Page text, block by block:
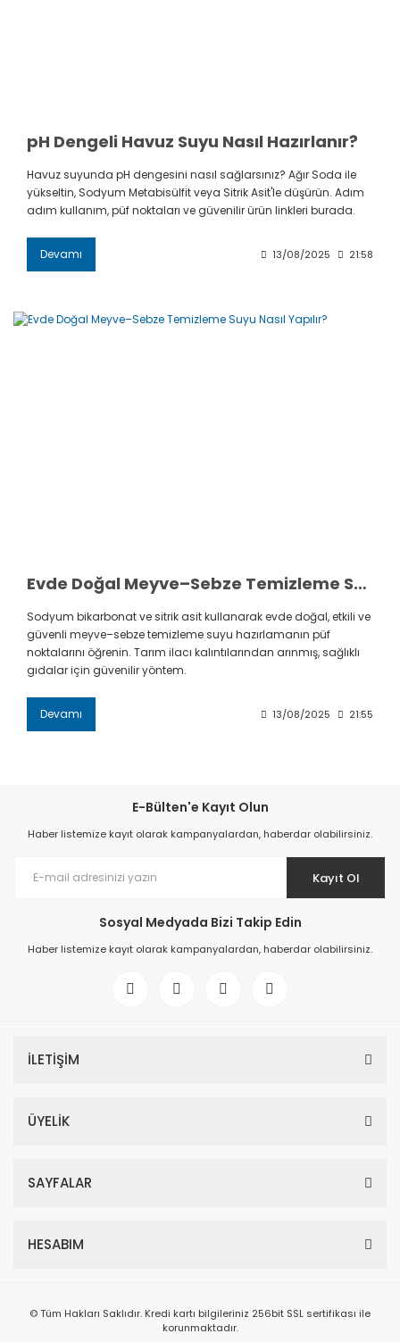
pH Dengeli Havuz Suyu Nasıl Hazırlanır?
Havuz suyunda pH dengesini nasıl sağlarsınız? Ağır Soda ile
yükseltin, Sodyum Metabisülfit veya Sitrik Asit'le düşürün. Adım
adım kullanım, püf noktaları ve güvenilir ürün linkleri burada.
Devamı 13/08/2025 21:58
Evde Doğal Meyve–Sebze Temizleme Suyu Nasıl Yapılır?
Sodyum bikarbonat ve sitrik asit kullanarak evde doğal, etkili ve
güvenli meyve–sebze temizleme suyu hazırlamanın püf
noktalarını öğrenin. Tarım ilacı kalıntılarından arınmış, sağlıklı
gıdalar için güvenilir yöntem.
Devamı 13/08/2025 21:55
E-Bülten'e Kayıt Olun
Haber listemize kayıt olarak kampanyalardan, haberdar olabilirsiniz.
Kayıt Ol
Sosyal Medyada Bizi Takip Edin
Haber listemize kayıt olarak kampanyalardan, haberdar olabilirsiniz.
İLETİŞİM
ÜYELİK
SAYFALAR
HESABIM
© Tüm Hakları Saklıdır. Kredi kartı bilgileriniz 256bit SSL sertifikası ile
korunmaktadır.